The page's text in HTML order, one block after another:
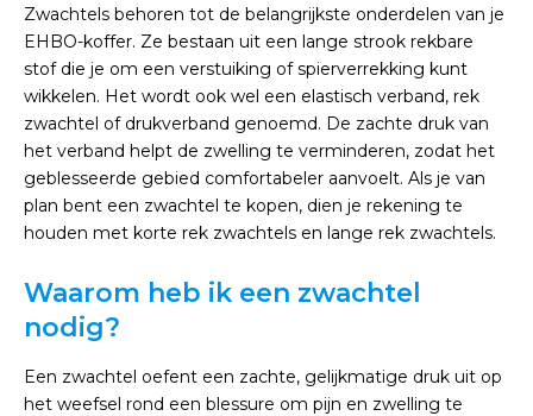
Zwachtels behoren tot de belangrijkste onderdelen van je
EHBO-koffer. Ze bestaan uit een lange strook rekbare
stof die je om een ​​verstuiking of spierverrekking kunt
wikkelen. Het wordt ook wel een elastisch verband, rek
zwachtel of drukverband genoemd. De zachte druk van
het verband helpt de zwelling te verminderen, zodat het
geblesseerde gebied comfortabeler aanvoelt. Als je van
plan bent een zwachtel te kopen, dien je rekening te
houden met korte rek zwachtels en lange rek zwachtels.
Waarom heb ik een zwachtel
nodig?
Een zwachtel oefent een zachte, gelijkmatige druk uit op
het weefsel rond een blessure om pijn en zwelling te